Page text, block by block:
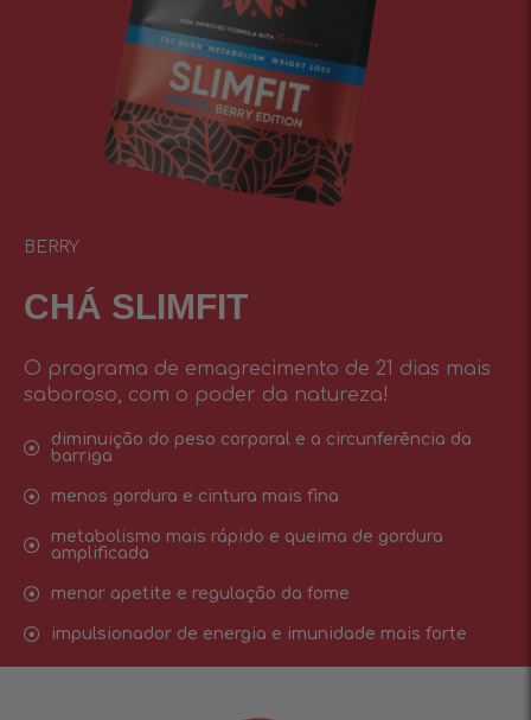
BERRY
CHÁ SLIMFIT
O programa de emagrecimento de 21 dias mais
saboroso, com o poder da natureza!
diminuição do peso corporal e a circunferência da
barriga
menos gordura e cintura mais fina
metabolismo mais rápido e queima de gordura
amplificada
menor apetite e regulação da fome
impulsionador de energia e imunidade mais forte